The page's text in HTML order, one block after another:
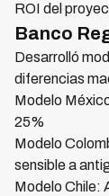
ROI del
Banco
Desarrolló
diferencias
Modelo
25%
Modelo
sensible a
Modelo Chile: